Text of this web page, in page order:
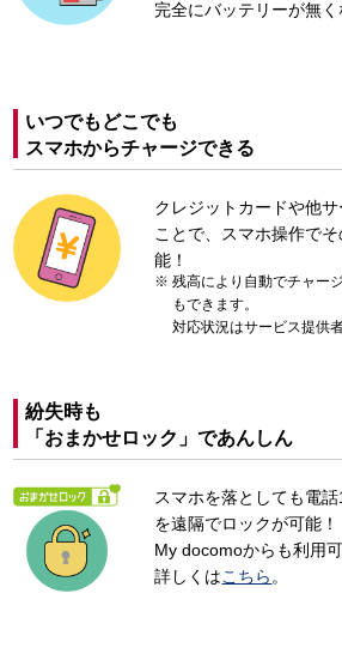
完全にバッテリーが無く
いつでもどこでも
スマホからチャージできる
クレジットカードや他
ことで、スマホ操作で
能！
残高により自動でチャー
もできます。
対応状況はサービス提供
紛失時も
「おまかせロック」であんしん
スマホを落としても電
を遠隔でロックが可能！
My docomoからも利用可
詳しくはこちら 。